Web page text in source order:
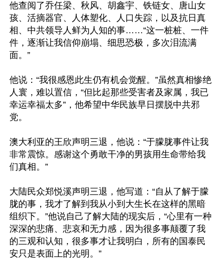
他查阅了乔任梁、秋风、胡鑫宇、铁链女、唐山女
孩、活摘器官、人体塑化、人口失踪，以及抗日真
相、中共领导人鲜为人知的事……“这一桩桩、一件
件，逐渐让我信仰崩塌、细思恐极，多次泪流满
面。”
他说：“我很感恩此生仍有机会觉醒。”虽然真相惨绝
人寰，难以置信，“但比起那些受害者及家属，我已
幸运幸福太多”，他希望中华民族早日摆脱中共邪
党。
澳大利亚的王欣声明三退，他说：“于朦胧事件让我
非常震惊。感谢这个勇敢干净的男孩用生命带给我
们真相。”
大陆民众郑悦溪声明三退，他写道：“自从了解于朦
胧的事，我才了解到我从小到大生长在这样的黑暗
组织下。”他说自己了解大陆的现实后，“心里有一种
深深的悲痛、悲哀和无力感，因为很多事颠覆了我
的三观和认知，很多事才让我明白，所有的国泰民
安只是表面上的光明。”